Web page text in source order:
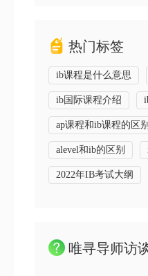
热门标签
ib课程是什么意思
ib国际课程介绍
ap课程和ib课程的区别
alevel和ib的区别
2022年IB考试大纲
唯寻导师访